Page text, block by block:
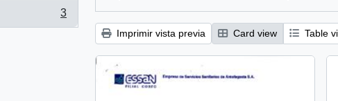
3
Imprimir vista previa Card view Table